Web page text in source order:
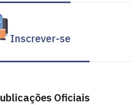
Inscrever-se
Oficiais